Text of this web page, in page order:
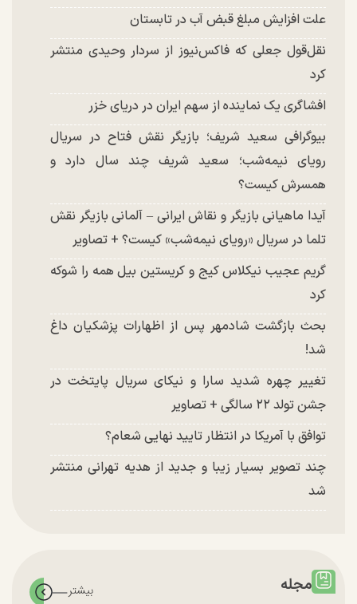
علت افزایش مبلغ قبض آب در تابستان
نقل‌قول جعلی که فاکس‌نیوز از سردار وحیدی منتشر
کرد
افشاگری یک نماینده از سهم ایران در دریای خزر
بیوگرافی سعید شریف؛ بازیگر نقش فتاح در سریال
رویای نیمه‌شب؛ سعید شریف چند سال دارد و
همسرش کیست؟
آیدا ماهیانی بازیگر و نقاش ایرانی – آلمانی بازیگر نقش
تلما در سریال «رویای نیمه‌شب» کیست؟ + تصاویر
گریم عجیب نیکلاس کیج و کریستین بیل همه را شوکه
کرد
بحث بازگشت شادمهر پس از اظهارات پزشکیان داغ
شد!
تغییر چهره شدید سارا و نیکای سریال پایتخت در
جشن تولد ۲۲ سالگی + تصاویر
توافق با آمریکا در انتظار تایید نهایی شعام؟
چند تصویر بسیار زیبا و جدید از هدیه تهرانی منتشر
شد
مجله